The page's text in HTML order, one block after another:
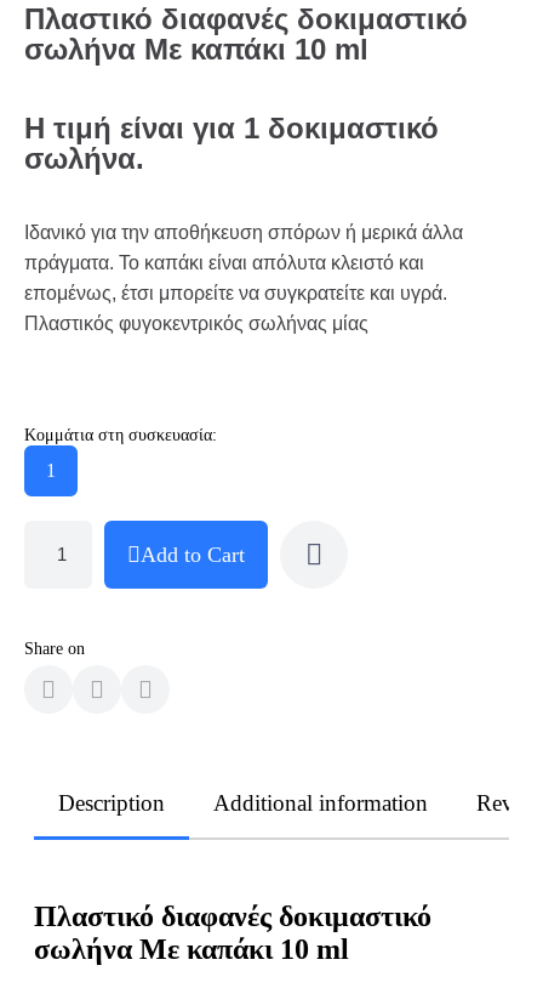
Πλαστικό διαφανές δοκιμαστικό
σωλήνα Με καπάκι 10 ml
Η τιμή είναι για 1 δοκιμαστικό
σωλήνα.
Ιδανικό για την αποθήκευση σπόρων ή μερικά άλλα
πράγματα. Το καπάκι είναι απόλυτα κλειστό και
επομένως, έτσι μπορείτε να συγκρατείτε και υγρά.
Πλαστικός φυγοκεντρικός σωλήνας μίας
Κομμάτια στη συσκευασία:
1
Add to Cart
Share on
Description Additional information
Πλαστικό διαφανές δοκιμαστικό
σωλήνα Με καπάκι 10 ml